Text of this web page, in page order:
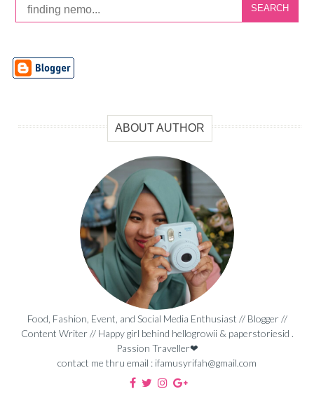
SEARCH
ABOUT AUTHOR
Food, Fashion, Event, and Social Media Enthusiast // Blogger //
Content Writer // Happy girl behind hellogrowii & paperstoriesid .
Passion Traveller❤
contact me thru email : ifamusyrifah@gmail.com